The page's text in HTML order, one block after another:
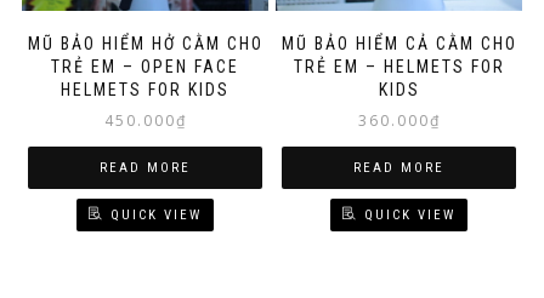
MŨ BẢO HIỂM HỞ CẰM CHO
TRẺ EM – OPEN FACE
HELMETS FOR KIDS
450.000₫
READ MORE
QUICK VIEW
MŨ BẢO HIỂM CẢ CẰM CHO
TRẺ EM – HELMETS FOR
KIDS
360.000₫
READ MORE
QUICK VIEW